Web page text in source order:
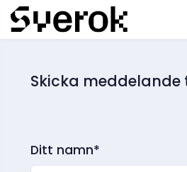
Skicka meddelande
Ditt namn*